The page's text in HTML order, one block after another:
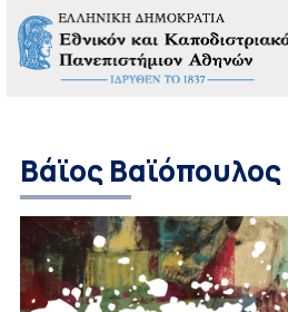
Βάϊος Βαϊόπουλος